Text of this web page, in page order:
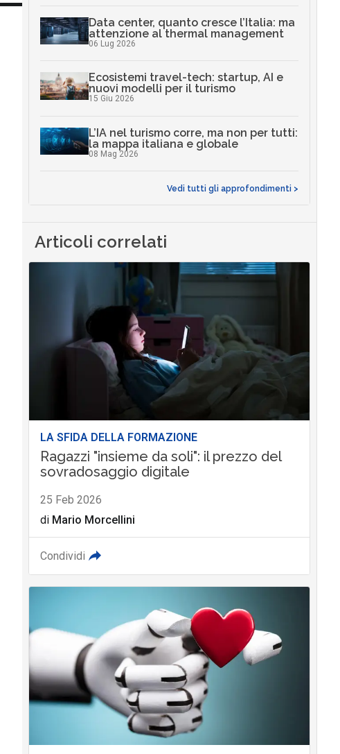
Data center, quanto cresce l’Italia: ma
attenzione al thermal management
06 Lug 2026
Ecosistemi travel-tech: startup, AI e
nuovi modelli per il turismo
15 Giu 2026
L’IA nel turismo corre, ma non per tutti:
la mappa italiana e globale
08 Mag 2026
Vedi tutti gli approfondimenti >
Articoli correlati
LA SFIDA DELLA FORMAZIONE
Ragazzi "insieme da soli": il prezzo del
sovradosaggio digitale
25 Feb 2026
di Mario Morcellini
Condividi